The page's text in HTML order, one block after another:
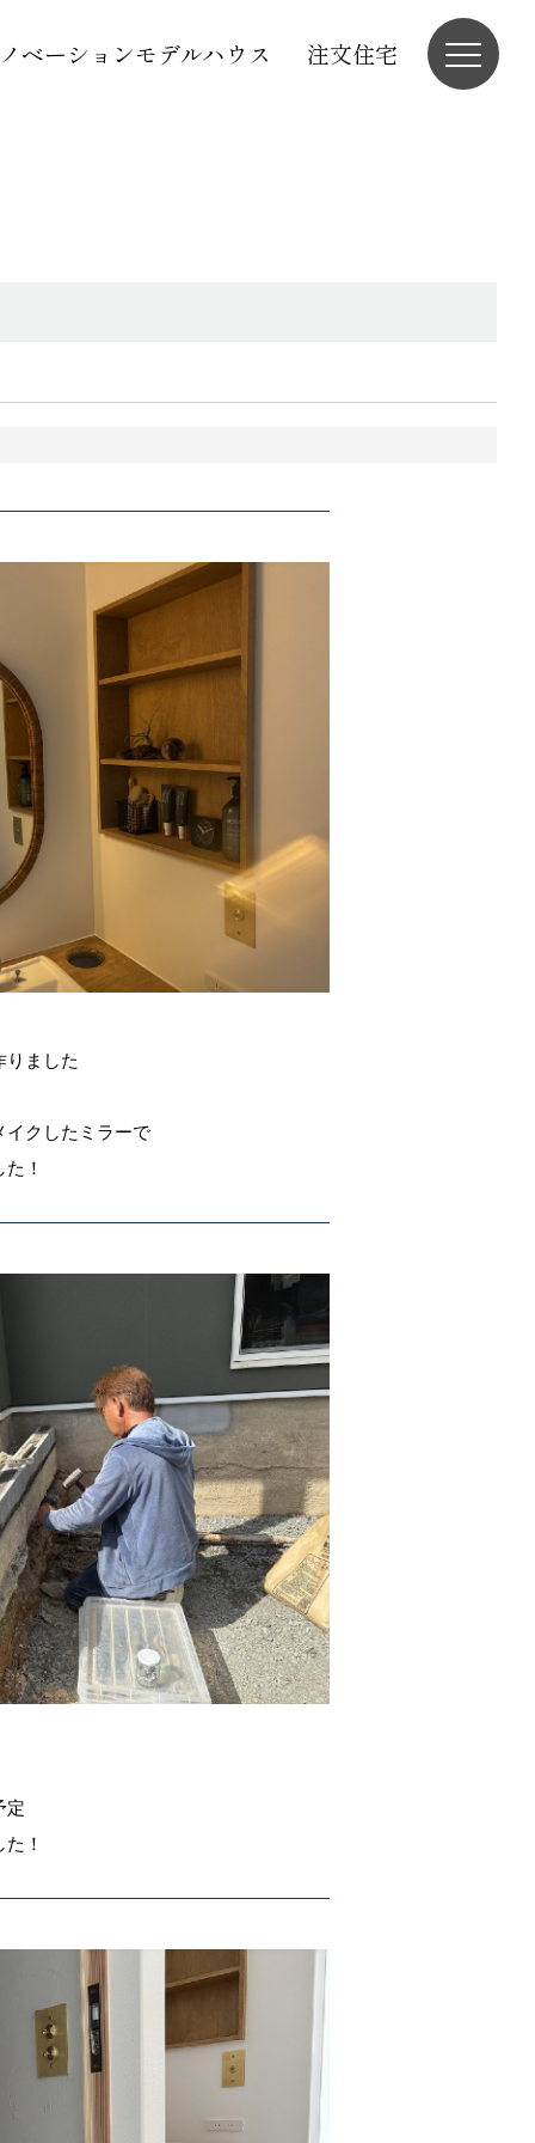
ベーションモデルハウス 注文住宅
りました
イクしたミラーで
！
定
！